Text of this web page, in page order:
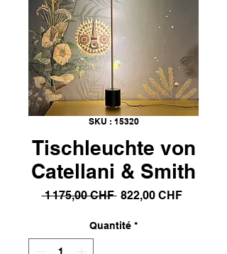
SKU : 15320
Tischleuchte von
Catellani & Smith
1 175,00 CHF Prix
822,00 CHFPrix
Quantité *